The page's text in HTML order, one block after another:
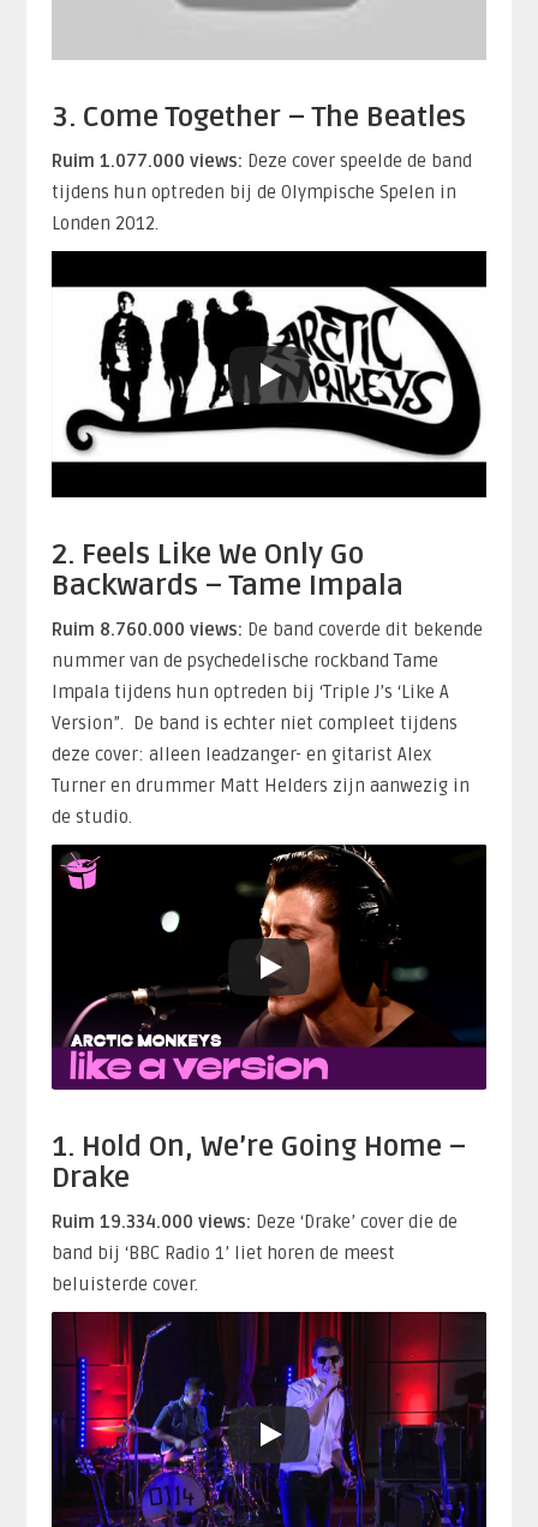
3. Come Together – The Beatles
Ruim 1.077.000 views: Deze cover speelde de band
tijdens hun optreden bij de Olympische Spelen in
Londen 2012.
2. Feels Like We Only Go
Backwards – Tame Impala
Ruim 8.760.000 views: De band coverde dit bekende
nummer van de psychedelische rockband Tame
Impala tijdens hun optreden bij ‘Triple J’s ‘Like A
Version”. De band is echter niet compleet tijdens
deze cover: alleen leadzanger- en gitarist Alex
Turner en drummer Matt Helders zijn aanwezig in
de studio.
1. Hold On, We’re Going Home –
Drake
Ruim 19.334.000 views: Deze ‘Drake’ cover die de
band bij ‘BBC Radio 1’ liet horen de meest
beluisterde cover.